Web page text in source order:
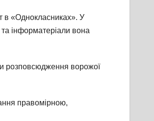
в «Однокласниках». У
та інформатеріали вона
розповсюдження ворожої
правомірною,